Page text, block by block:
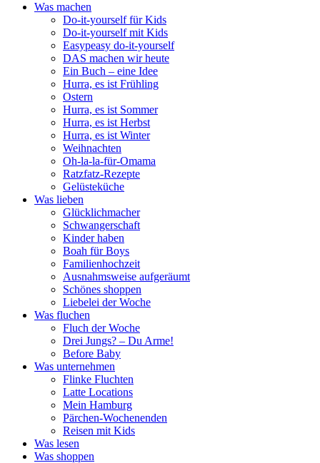
Was machen
Do-it-yourself für Kids
Do-it-yourself mit Kids
Easypeasy do-it-yourself
DAS machen wir heute
Ein Buch – eine Idee
Hurra, es ist Frühling
Ostern
Hurra, es ist Sommer
Hurra, es ist Herbst
Hurra, es ist Winter
Weihnachten
Oh-la-la-für-Omama
Ratzfatz-Rezepte
Gelüsteküche
Was lieben
Glücklichmacher
Schwangerschaft
Kinder haben
Boah für Boys
Familienhochzeit
Ausnahmsweise aufgeräumt
Schönes shoppen
Liebelei der Woche
Was fluchen
Fluch der Woche
Drei Jungs? – Du Arme!
Before Baby
Was unternehmen
Flinke Fluchten
Latte Locations
Mein Hamburg
Pärchen-Wochenenden
Reisen mit Kids
Was lesen
Was shoppen